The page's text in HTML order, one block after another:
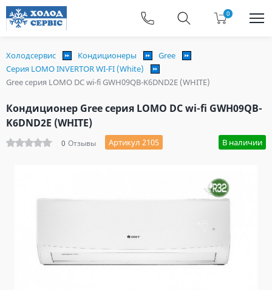
0
Холодсервис Кондиционеры
Gree
Серия LOMO INVERTOR WI-FI (White)
Gree серия LOMO DC wi-fi GWH09QB-K6DND2E (WHITE)
Кондиционер Gree серия LOMO DC wi-fi GWH09QB-
K6DND2E (WHITE)
0 Отзывы Артикул 2105 В наличии